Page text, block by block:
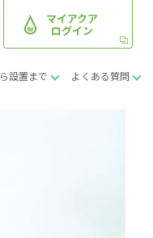
マイアクア
ログイン
設置まで よくある質問